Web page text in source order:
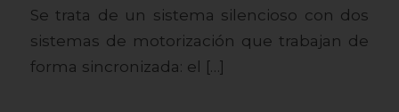
Se trata de un sistema silencioso con dos
sistemas de motorización que trabajan de
forma sincronizada: el […]